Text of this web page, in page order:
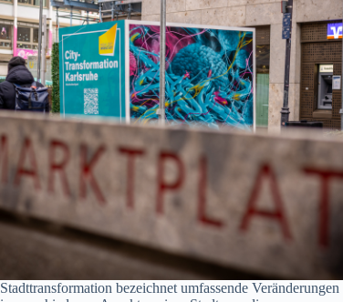
Stadttransformation bezeichnet umfassende Veränderungen